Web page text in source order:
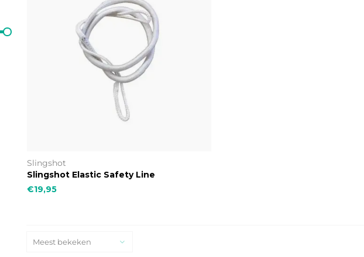
Slingshot
Slingshot Elastic Safety Line
€19,95
Meest bekeken